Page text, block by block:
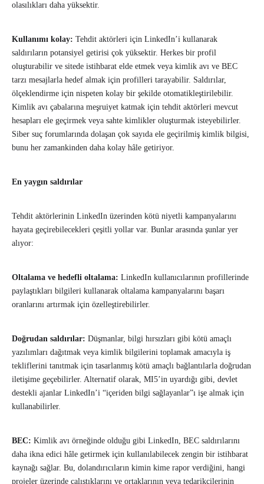
olasılıkları daha yüksektir.
Kullanımı kolay: Tehdit aktörleri için LinkedIn’i kullanarak
saldırıların potansiyel getirisi çok yüksektir. Herkes bir profil
oluşturabilir ve sitede istihbarat elde etmek veya kimlik avı ve BEC
tarzı mesajlarla hedef almak için profilleri tarayabilir. Saldırılar,
ölçeklendirme için nispeten kolay bir şekilde otomatikleştirilebilir.
Kimlik avı çabalarına meşruiyet katmak için tehdit aktörleri mevcut
hesapları ele geçirmek veya sahte kimlikler oluşturmak isteyebilirler.
Siber suç forumlarında dolaşan çok sayıda ele geçirilmiş kimlik bilgisi,
bunu her zamankinden daha kolay hâle getiriyor.
En yaygın saldırılar
Tehdit aktörlerinin LinkedIn üzerinden kötü niyetli kampanyalarını
hayata geçirebilecekleri çeşitli yollar var. Bunlar arasında şunlar yer
alıyor:
Oltalama ve hedefli oltalama: LinkedIn kullanıcılarının profillerinde
paylaştıkları bilgileri kullanarak oltalama kampanyalarını başarı
oranlarını artırmak için özelleştirebilirler.
Doğrudan saldırılar: Düşmanlar, bilgi hırsızları gibi kötü amaçlı
yazılımları dağıtmak veya kimlik bilgilerini toplamak amacıyla iş
tekliflerini tanıtmak için tasarlanmış kötü amaçlı bağlantılarla doğrudan
iletişime geçebilirler. Alternatif olarak, MI5’in uyardığı gibi, devlet
destekli ajanlar LinkedIn’i “içeriden bilgi sağlayanlar”ı işe almak için
kullanabilirler.
BEC: Kimlik avı örneğinde olduğu gibi LinkedIn, BEC saldırılarını
daha ikna edici hâle getirmek için kullanılabilecek zengin bir istihbarat
kaynağı sağlar. Bu, dolandırıcıların kimin kime rapor verdiğini, hangi
projeler üzerinde çalıştıklarını ve ortaklarının veya tedarikçilerinin